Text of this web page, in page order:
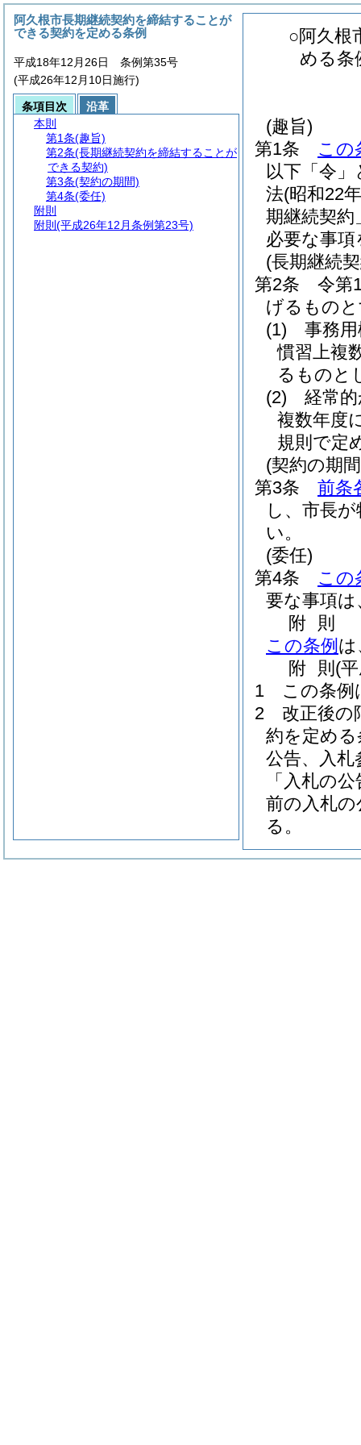
○阿久根
める条
(趣旨)
第1条
この
以下「令
法(昭和22
期継続契
必要な事
(長期継続
第2条
令第
げるもの
(1)
事務
慣習上複
るものと
(2)
経常
複数年度
規則で定
(契約の期
第3条
前条
し、市長
い。
(委任)
第4条
この
要な事項
附 則
この条例 は
附 則 (
1
この条例
2
改正後の
約を定め
公告、入
「入札の
前の入札
る。
阿久根市長期継続契約を締結することが
できる契約を定める条例
平成18年12月26日 条例第35号
(平成26年12月10日施行)
条項目次
沿革
本則
第1条(趣旨)
第2条(長期継続契約を締結することが
できる契約)
第3条(契約の期間)
第4条(委任)
附則
附則 (平成26年12月条例第23号)